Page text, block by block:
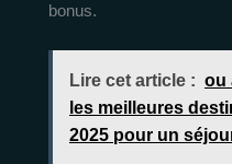
bonus.
Lire cet article : ou
les meilleures
2025 pour un